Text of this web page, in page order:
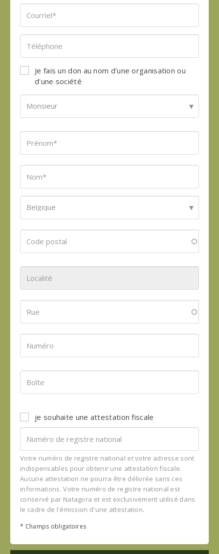
Je fais un don au nom d'une organisation ou
d'une société
je souhaite une attestation fiscale
Votre numéro de registre national et votre adresse sont
indispensables pour obtenir une attestation fiscale.
Aucune attestation ne pourra être délivrée sans ces
informations. Votre numéro de registre national est
conservé par Natagora et est exclusivement utilisé dans
le cadre de l'émission d'une attestation.
* Champs obligatoires